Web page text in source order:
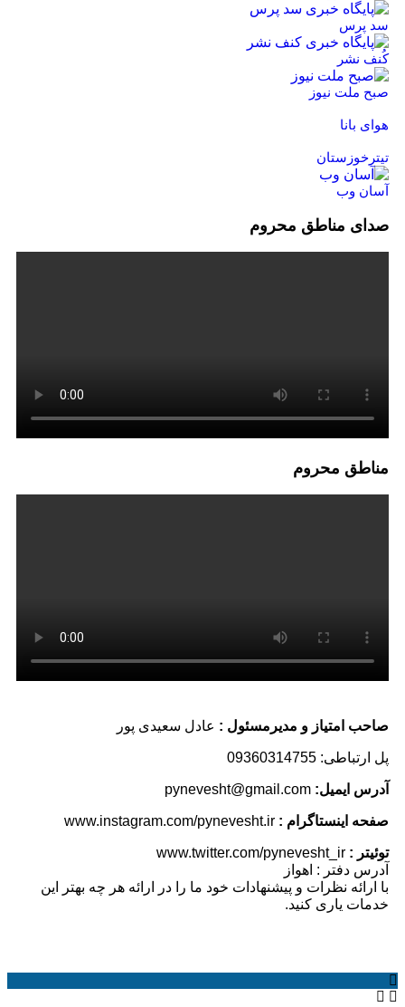
سد پرس
کُنف نشر
صبح ملت نیوز
هوای بانا
تیترخوزستان
آسان وب
صدای مناطق محروم
مناطق محروم
صاحب امتیاز و مدیرمسئول : عادل سعیدی پور
پل ارتباطی: 09360314755
آدرس ایمیل:
صفحه اینستاگرام :
توئیتر :
آدرس دفتر : اهواز
با ارائه نظرات و پیشنهادات خود ما را در ارائه هر چه بهتر این
خدمات یاری کنید.